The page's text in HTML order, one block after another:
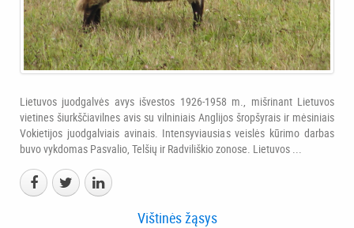
Lietuvos juodgalvės avys išvestos 1926-1958 m., mišrinant Lietuvos
vietines šiurkščiavilnes avis su vilniniais Anglijos šropšyrais ir mėsiniais
Vokietijos juodgalviais avinais. Intensyviausias veislės kūrimo darbas
buvo vykdomas Pasvalio, Telšių ir Radviliškio zonose. Lietuvos ...
Vištinės žąsys